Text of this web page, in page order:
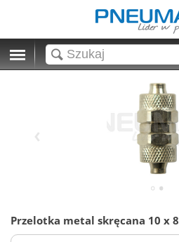
Przelotka metal skręcana 10 x 8